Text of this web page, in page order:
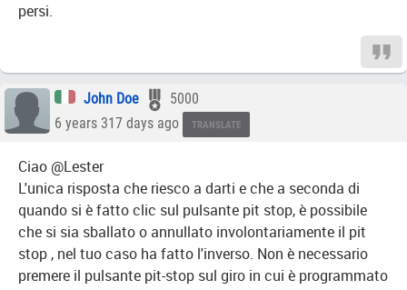
persi.
John Doe
5000
6 years 317 days ago
TRANSLATE
Ciao @Lester
L'unica risposta che riesco a darti e che a seconda di
quando si è fatto clic sul pulsante pit stop, è possibile
che si sia sballato o annullato involontariamente il pit
stop , nel tuo caso ha fatto l'inverso. Non è necessario
premere il pulsante pit-stop sul giro in cui è programmato